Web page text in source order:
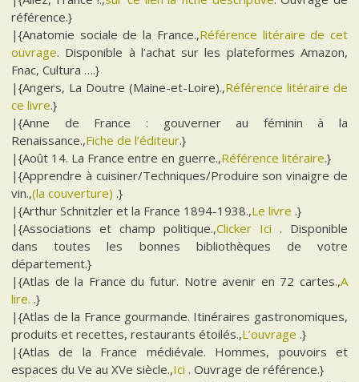
référence.}
|{Anatomie sociale de la France.,Référence litéraire de cet
ouvrage. Disponible à l’achat sur les plateformes Amazon,
Fnac, Cultura ….}
|{Angers, La Doutre (Maine-et-Loire).,Référence litéraire de
ce livre.}
|{Anne de France : gouverner au féminin à la
Renaissance.,Fiche de l’éditeur.}
|{Août 14. La France entre en guerre.,Référence litéraire.}
|{Apprendre à cuisiner/Techniques/Produire son vinaigre de
vin.,(la couverture) .}
|{Arthur Schnitzler et la France 1894-1938.,Le livre .}
|{Associations et champ politique.,Clicker Ici . Disponible
dans toutes les bonnes bibliothèques de votre
département.}
|{Atlas de la France du futur. Notre avenir en 72 cartes.,A
lire. .}
|{Atlas de la France gourmande. Itinéraires gastronomiques,
produits et recettes, restaurants étoilés.,L’ouvrage .}
|{Atlas de la France médiévale. Hommes, pouvoirs et
espaces du Ve au XVe siècle.,Ici . Ouvrage de référence.}